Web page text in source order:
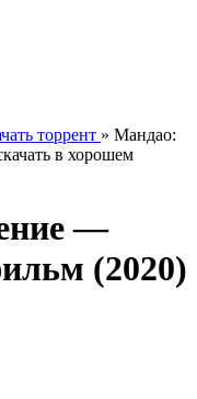
торрент » Мандао:
в хорошем
—
(2020)